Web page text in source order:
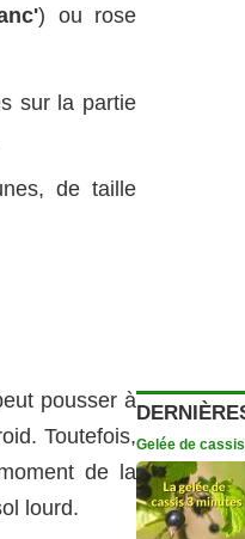
) ou rose
sur la partie
de taille
pousser à
Toutefois,
de la
lourd.
Gelée de